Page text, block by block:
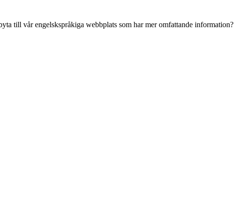
till vår engelskspråkiga webbplats som har mer omfattande information?